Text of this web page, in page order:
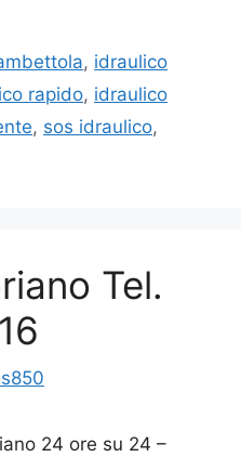
, idraulico
rapido, idraulico
, sos idraulico,
Tel.
24 ore su 24 –